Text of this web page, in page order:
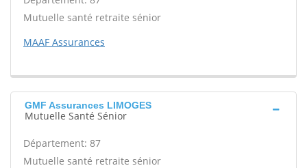
Mutuelle santé retraite sénior
MAAF Assurances
GMF Assurances LIMOGES
Mutuelle Santé Sénior
Département: 87
Mutuelle santé retraite sénior